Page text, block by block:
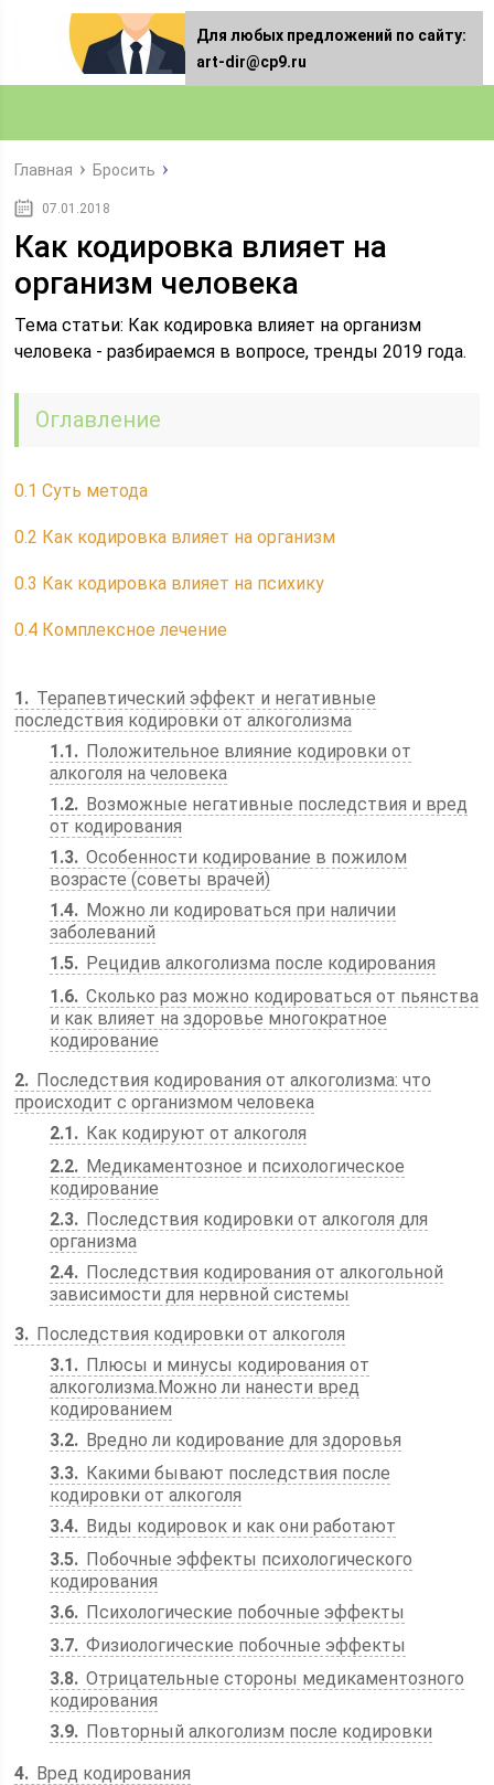
Главная Бросить
07.01.2018
Как кодировка влияет на
организм человека
Тема статьи: Как кодировка влияет на организм
человека - разбираемся в вопросе, тренды 2019 года.
Оглавление
0.1 Суть метода
0.2 Как кодировка влияет на организм
0.3 Как кодировка влияет на психику
0.4 Комплексное лечение
1
Терапевтический эффект и негативные
последствия кодировки от алкоголизма
1.1
Положительное влияние кодировки от
алкоголя на человека
1.2
Возможные негативные последствия и вред
от кодирования
1.3 Особенности кодирование в пожилом
возрасте (советы врачей)
1.4
Можно ли кодироваться при наличии
заболеваний
1.5
Рецидив алкоголизма после кодирования
1.6 Сколько раз можно кодироваться от пьянства
и как влияет на здоровье многократное
кодирование
2
Последствия кодирования от алкоголизма: что
происходит с организмом человека
2.1
Как кодируют от алкоголя
2.2
Медикаментозное и психологическое
кодирование
2.3
Последствия кодировки от алкоголя для
организма
2.4
Последствия кодирования от алкогольной
зависимости для нервной системы
3
Последствия кодировки от алкоголя
3.1
Плюсы и минусы кодирования от
алкоголизма.Можно ли нанести вред
кодированием
3.2
Вредно ли кодирование для здоровья
3.3
Какими бывают последствия после
кодировки от алкоголя
3.4
Виды кодировок и как они работают
3.5
Побочные эффекты психологического
кодирования
3.6
Психологические побочные эффекты
3.7 Физиологические побочные эффекты
3.8 Отрицательные стороны медикаментозного
кодирования
3.9
Повторный алкоголизм после кодировки
4
Вред кодирования
Для любых предложений по сайту:
art-dir@cp9.ru